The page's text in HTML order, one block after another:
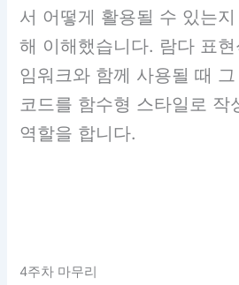
서 어떻게 활용될 수 있는
해 이해했습니다. 람다 표
임워크와 함께 사용될 때
코드를 함수형 스타일로 작
역할을 합니다.
4주차 마무리